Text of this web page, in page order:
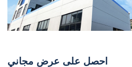
احصل على عرض مجاني